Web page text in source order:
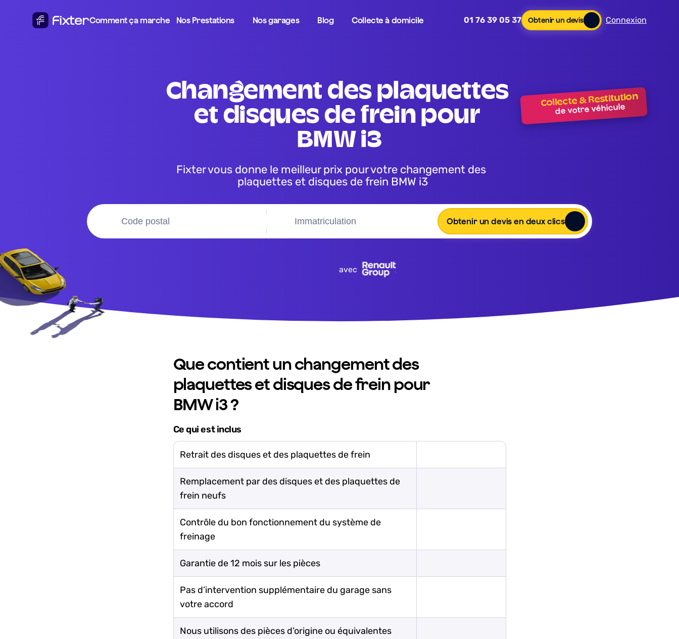
Nos Prestations Nos garages
Comment ça marche Blog Collecte à domicile 01 76 39 05 37 Obtenir un devis Connexion
changement des plaquettes
et disques de frein pour
BMW i3
Fixter vous donne le meilleur prix pour votre changement des
plaquettes et disques de frein BMW i3
Collecte & Restitution
de votre véhicule
Obtenir un devis en deux clics
avec
Que contient un changement des
plaquettes et disques de frein pour
BMW i3 ?
Ce qui est inclus
Retrait des disques et des plaquettes de frein
Remplacement par des disques et des plaquettes de
frein neufs
Contrôle du bon fonctionnement du système de
freinage
Garantie de 12 mois sur les pièces
Pas d’intervention supplémentaire du garage sans
votre accord
Nous utilisons des pièces d’origine ou équivalentes